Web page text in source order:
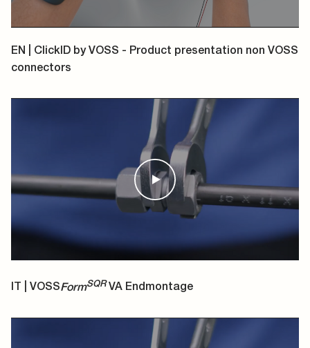
EN | ClickID by VOSS - Product presentation non VOSS
connectors
IT | VOSSFormSQRVA Endmontage